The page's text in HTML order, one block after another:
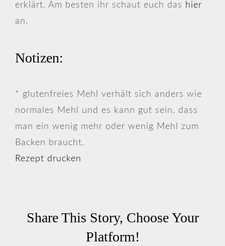
erklärt. Am besten ihr schaut euch das hier
an.
Notizen:
* glutenfreies Mehl verhält sich anders wie
normales Mehl und es kann gut sein, dass
man ein wenig mehr oder wenig Mehl zum
Backen braucht.
Rezept drucken
Share This Story, Choose Your
Platform!